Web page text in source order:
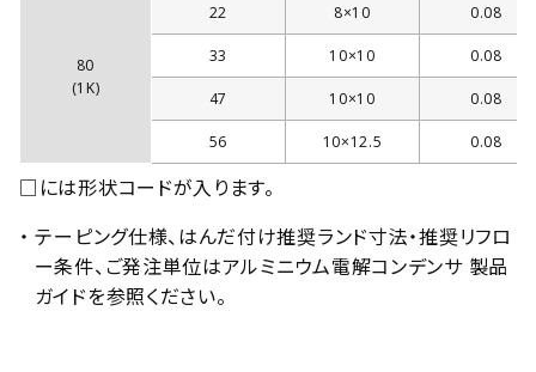
80
(1K)
22 8×10 0.08
33 10×10 0.08
47 10×10 0.08
56 10×12.5 0.08
□には形状コードが入ります。
・ テーピング仕様、はんだ付け推奨ランド寸法・推奨リフロ
ー条件、ご発注単位はアルミニウム電解コンデンサ 製品
ガイドを参照ください。